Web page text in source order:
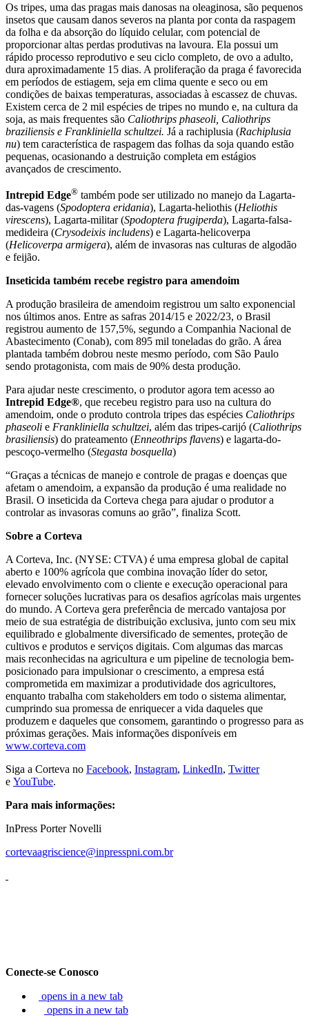
Os tripes, uma das pragas mais danosas na oleaginosa, são pequenos
insetos que causam danos severos na planta por conta da raspagem
da folha e da absorção do líquido celular, com potencial de
proporcionar altas perdas produtivas na lavoura. Ela possui um
rápido processo reprodutivo e seu ciclo completo, de ovo a adulto,
dura aproximadamente 15 dias. A proliferação da praga é favorecida
em períodos de estiagem, seja em clima quente e seco ou em
condições de baixas temperaturas, associadas à escassez de chuvas.
Existem cerca de 2 mil espécies de tripes no mundo e, na cultura da
soja, as mais frequentes são Caliothrips phaseoli, Caliothrips
braziliensis e Frankliniella schultzei. Já a rachiplusia (Rachiplusia
nu) tem característica de raspagem das folhas da soja quando estão
pequenas, ocasionando a destruição completa em estágios
avançados de crescimento.
Intrepid Edge® também pode ser utilizado no manejo da Lagarta-
das-vagens (Spodoptera eridania), Lagarta-heliothis (Heliothis
virescens), Lagarta-militar (Spodoptera frugiperda), Lagarta-falsa-
medideira (Crysodeixis includens) e Lagarta-helicoverpa
(Helicoverpa armigera), além de invasoras nas culturas de algodão
e feijão.
Inseticida também recebe registro para amendoim
A produção brasileira de amendoim registrou um salto exponencial
nos últimos anos. Entre as safras 2014/15 e 2022/23, o Brasil
registrou aumento de 157,5%, segundo a Companhia Nacional de
Abastecimento (Conab), com 895 mil toneladas do grão. A área
plantada também dobrou neste mesmo período, com São Paulo
sendo protagonista, com mais de 90% desta produção.
Para ajudar neste crescimento, o produtor agora tem acesso ao
Intrepid Edge®, que recebeu registro para uso na cultura do
amendoim, onde o produto controla tripes das espécies Caliothrips
phaseoli e Frankliniella schultzei, além das tripes-carijó (Caliothrips
brasiliensis) do prateamento (Enneothrips flavens) e lagarta-do-
pescoço-vermelho (Stegasta bosquella)
“Graças a técnicas de manejo e controle de pragas e doenças que
afetam o amendoim, a expansão da produção é uma realidade no
Brasil. O inseticida da Corteva chega para ajudar o produtor a
controlar as invasoras comuns ao grão”, finaliza Scott.
Sobre a Corteva
A Corteva, Inc. (NYSE: CTVA) é uma empresa global de capital
aberto e 100% agrícola que combina inovação líder do setor,
elevado envolvimento com o cliente e execução operacional para
fornecer soluções lucrativas para os desafios agrícolas mais urgentes
do mundo. A Corteva gera preferência de mercado vantajosa por
meio de sua estratégia de distribuição exclusiva, junto com seu mix
equilibrado e globalmente diversificado de sementes, proteção de
cultivos e produtos e serviços digitais. Com algumas das marcas
mais reconhecidas na agricultura e um pipeline de tecnologia bem-
posicionado para impulsionar o crescimento, a empresa está
comprometida em maximizar a produtividade dos agricultores,
enquanto trabalha com stakeholders em todo o sistema alimentar,
cumprindo sua promessa de enriquecer a vida daqueles que
produzem e daqueles que consomem, garantindo o progresso para as
próximas gerações. Mais informações disponíveis em
www.corteva.com
Siga a Corteva no Facebook, Instagram, LinkedIn, Twitter
e YouTube.
Para mais informações:
InPress Porter Novelli
cortevaagriscience@inpresspni.com.br
Conecte-se Conosco
opens in a new tab
opens in a new tab